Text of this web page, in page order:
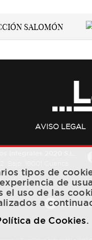
AVISO LEGAL
tipos de
de
el uso de las
a
de Cookies.